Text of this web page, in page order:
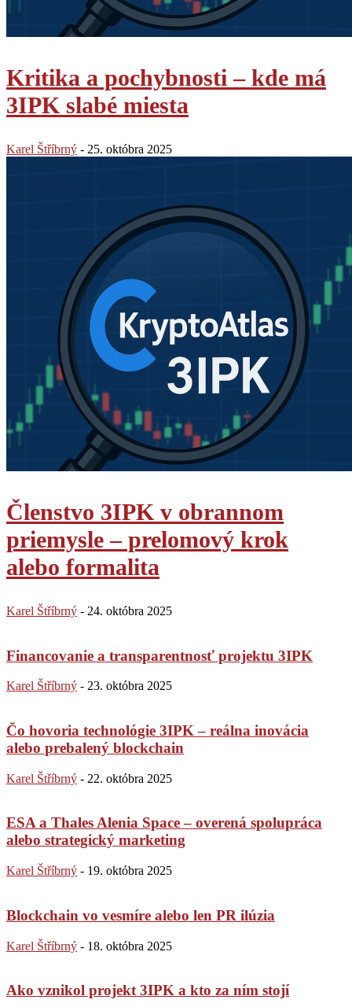
Kritika a pochybnosti – kde má
3IPK slabé miesta
Karel Štříbrný - 25. októbra 2025
Členstvo 3IPK v obrannom
priemysle – prelomový krok
alebo formalita
Karel Štříbrný - 24. októbra 2025
Financovanie a transparentnosť projektu 3IPK
Karel Štříbrný - 23. októbra 2025
Čo hovoria technológie 3IPK – reálna inovácia
alebo prebalený blockchain
Karel Štříbrný - 22. októbra 2025
ESA a Thales Alenia Space – overená spolupráca
alebo strategický marketing
Karel Štříbrný - 19. októbra 2025
Blockchain vo vesmíre alebo len PR ilúzia
Karel Štříbrný - 18. októbra 2025
Ako vznikol projekt 3IPK a kto za ním stojí